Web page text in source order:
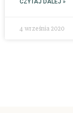
4 września 2020